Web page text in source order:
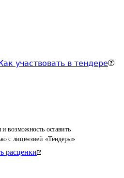
участвовать в тендере
возможность оставить
с лицензией «Тендеры»
расценки